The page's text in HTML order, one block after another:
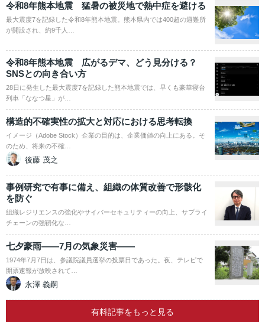
令和8年熊本地震 猛暑の被災地で熱中症を避ける
最大震度7を記録した令和8年熊本地震。熊本県内では400超の避難所
が開設され、約9千人…
令和8年熊本地震 広がるデマ、どう見分ける？
SNSとの向き合い方
28日に発生した最大震度7を記録した熊本地震では、早くも豪華寝台
列車「ななつ星」が…
構造的不確実性の拡大と対応における思考転換
イメージ（Adobe Stock）企業の目的は、企業価値の向上にある。そ
のため、将来の不確…
後藤 茂之
事例研究で有事に備え、組織の体質改善で形骸化
を防ぐ
組織レジリエンスの強化やサイバーセキュリティーの向上、サプライ
チェーンの強靭化な…
七夕豪雨――7月の気象災害――
1974年7月7日は、参議院議員選挙の投票日であった。夜、テレビで
開票速報が放映されて…
永澤 義嗣
有料記事をもっと見る